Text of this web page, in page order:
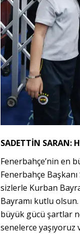
SADETTİN SARAN:
Fenerbahçe’nin en
Fenerbahçe
sizlerle Kurban
Bayramı kutlu
büyük gücü şartlar
senelerce yaşıyoruz